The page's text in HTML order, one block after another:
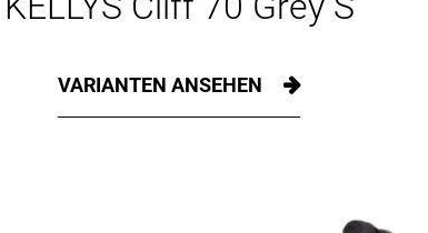
VARIANTEN ANSEHEN